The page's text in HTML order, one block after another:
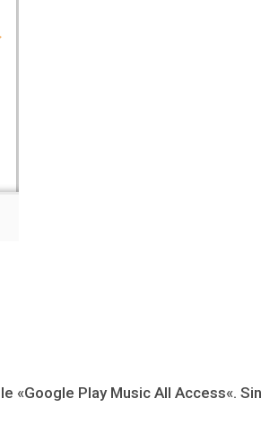
Play Music All Access«.